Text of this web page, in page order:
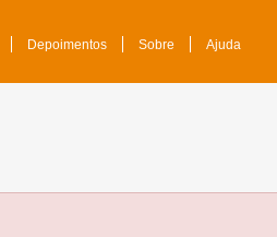
Depoimentos Sobre Ajuda